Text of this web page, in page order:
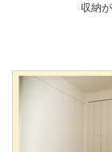
収納